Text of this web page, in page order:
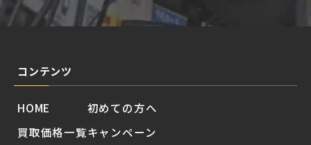
コンテンツ
HOME
買取価格一覧
初めての方へ
キャンペーン